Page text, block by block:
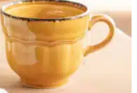
AU PANIER